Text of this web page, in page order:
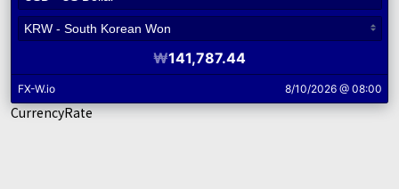
CurrencyRate